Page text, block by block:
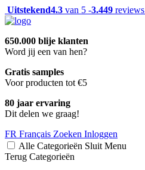
Uitstekend4.3 van 5 -3.449 reviews
650.000 blije klanten
Word jij een van hen?
Gratis samples
Voor producten tot €5
80 jaar ervaring
Dit delen we graag!
FR Français Zoeken Inloggen
Alle Categorieën Sluit Menu
Terug Categorieën